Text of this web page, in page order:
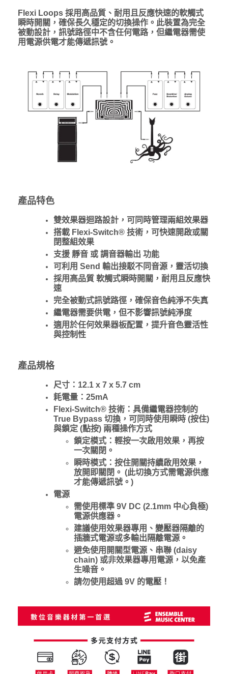
Flexi Loops 採用高品質、耐用且反應快速的軟觸式
瞬時開關，確保長久穩定的切換操作。此裝置為完全
被動設計，訊號路徑中不含任何電路，但繼電器需使
用電源供電才能傳遞訊號。
產品特色
雙效果器迴路設計，可同時管理兩組效果器
搭載 Flexi-Switch® 技術，可快速開啟或關
閉整組效果
支援 靜音 或 調音器輸出 功能
可利用 Send 輸出接駁不同音源，靈活切換
採用高品質 軟觸式瞬時開關，耐用且反應快
速
完全被動式訊號路徑，確保音色純淨不失真
繼電器需要供電，但不影響訊號純淨度
適用於任何效果器板配置，提升音色靈活性
與控制性
產品規格
尺寸：12.1 x 7 x 5.7 cm
耗電量：25mA
Flexi-Switch® 技術：具備繼電器控制的
True Bypass 切換，可同時使用瞬時 (按住)
與鎖定 (點按) 兩種操作方式
鎖定模式：輕按一次啟用效果，再按
一次關閉。
瞬時模式：按住開關持續啟用效果，
放開即關閉。 (此切換方式需電源供應
才能傳遞訊號。)
電源
需使用標準 9V DC (2.1mm 中心負極)
電源供應器。
建議使用效果器專用、變壓器隔離的
插牆式電源或多輸出隔離電源。
避免使用開關型電源、串聯 (daisy
chain) 或非效果器專用電源，以免產
生噪音。
請勿使用超過 9V 的電壓！